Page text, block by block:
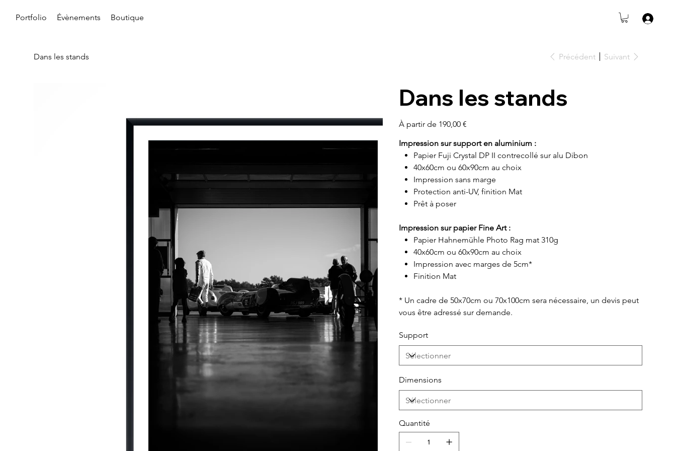
Portfolio Évènements Boutique
Dans les stands Précédent Suivant
Dans les stands
À partir de 190,00 €
Impression sur support en aluminium :
Papier Fuji Crystal DP II contrecollé sur alu Dibon
40x60cm ou 60x90cm au choix
Impression sans marge
Protection anti-UV, finition Mat
Prêt à poser
Impression sur papier Fine Art :
Papier Hahnemühle Photo Rag mat 310g
40x60cm ou 60x90cm au choix
Impression avec marges de 5cm*
Finition Mat
* Un cadre de 50x70cm ou 70x100cm sera nécessaire, un devis peut
vous être adressé sur demande.
Support
Dimensions
Quantité